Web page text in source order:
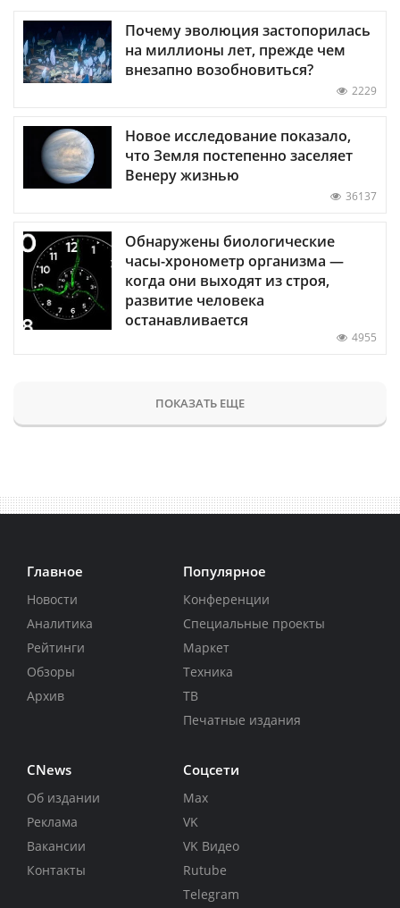
Почему эволюция застопорилась
на миллионы лет, прежде чем
внезапно возобновиться?
2229
Новое исследование показало,
что Земля постепенно заселяет
Венеру жизнью
36137
Обнаружены биологические
часы-хронометр организма —
когда они выходят из строя,
развитие человека
останавливается
4955
ПОКАЗАТЬ ЕЩЕ
Главное
Новости
Аналитика
Рейтинги
Обзоры
Архив
Популярное
Конференции
Специальные проекты
Маркет
Техника
ТВ
Печатные издания
CNews
Об издании
Реклама
Вакансии
Контакты
Соцсети
Max
VK
VK Видео
Rutube
Telegram